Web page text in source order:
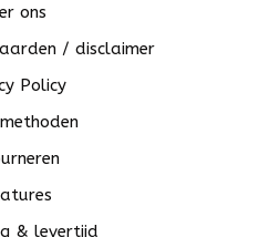
ons
/ disclaimer
Policy
& levertijd